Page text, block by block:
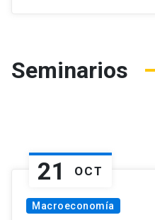
Seminarios
21 OCT
Macroeconomía